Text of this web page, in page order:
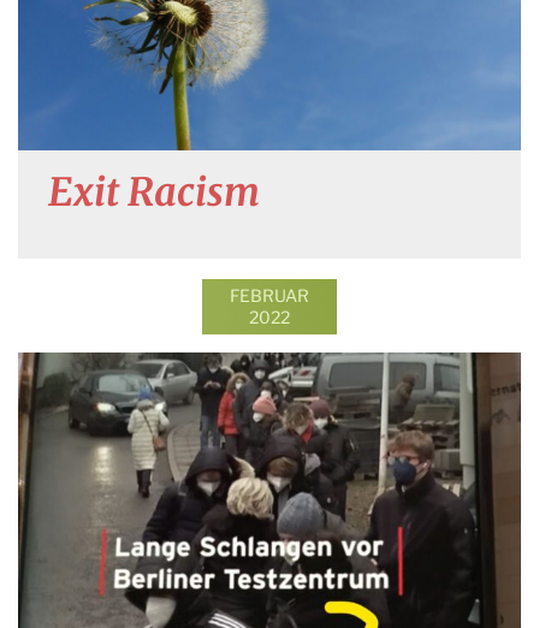
Exit Racism
FEBRUAR
2022